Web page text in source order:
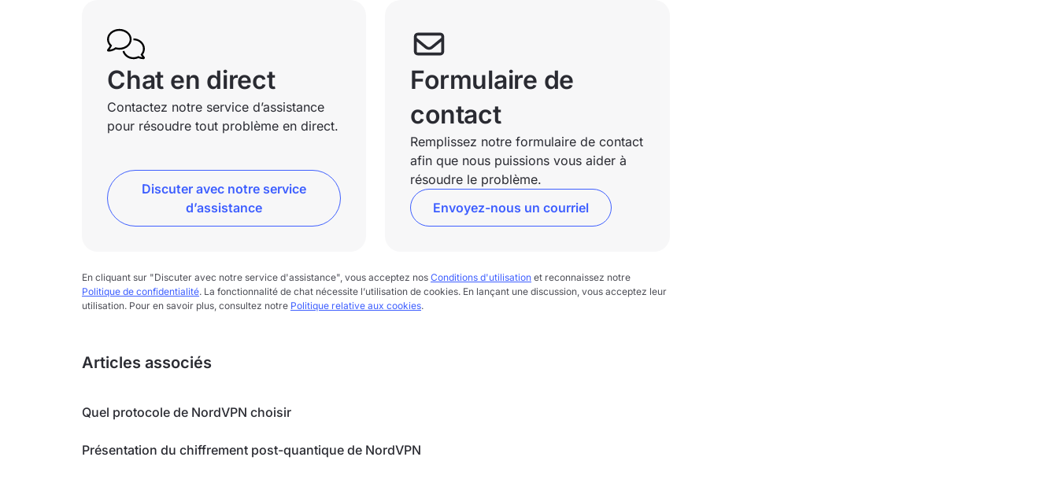
Chat en direct
Contactez notre service d’assistance
pour résoudre tout problème en direct.
Discuter avec notre service
d’assistance
Formulaire de
contact
Remplissez notre formulaire de contact
afin que nous puissions vous aider à
résoudre le problème.
Envoyez-nous un courriel
En cliquant sur "Discuter avec notre service d'assistance", vous acceptez nos Conditions d'utilisation et reconnaissez notre
Politique de confidentialité. La fonctionnalité de chat nécessite l’utilisation de cookies. En lançant une discussion, vous acceptez leur
utilisation. Pour en savoir plus, consultez notre Politique relative aux cookies.
Articles associés
Quel protocole de NordVPN choisir
Présentation du chiffrement post-quantique de NordVPN